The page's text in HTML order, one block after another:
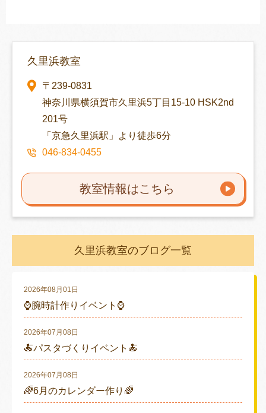
久里浜教室
〒239-0831
神奈川県横須賀市久里浜5丁目15-10 HSK2nd
201号
「京急久里浜駅」より徒歩6分
046-834-0455
教室情報はこちら
久里浜教室のブログ一覧
2026年08月01日
⌚腕時計作りイベント⌚
2026年07月08日
🍝パスタづくりイベント🍝
2026年07月08日
🌈6月のカレンダー作り🌈